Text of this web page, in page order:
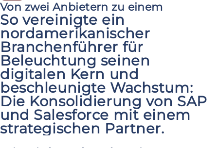
Von zwei Anbietern zu einem
So vereinigte ein
nordamerikanischer
Branchenführer für
Beleuchtung seinen
digitalen Kern und
beschleunigte Wachstum:
Die Konsolidierung von SAP
und Salesforce mit einem
strategischen Partner.